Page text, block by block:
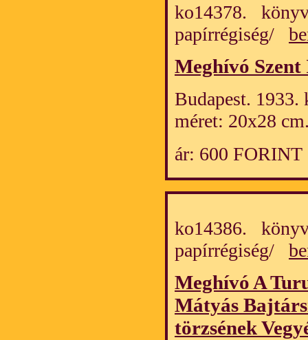
ko14378.
papírrégiség/
Meghívó
Budapest. 1933.
méret: 20x28
ár: 600 FORINT
ko14386.
papírrégiség/
Meghívó A
Mátyás
törzsének